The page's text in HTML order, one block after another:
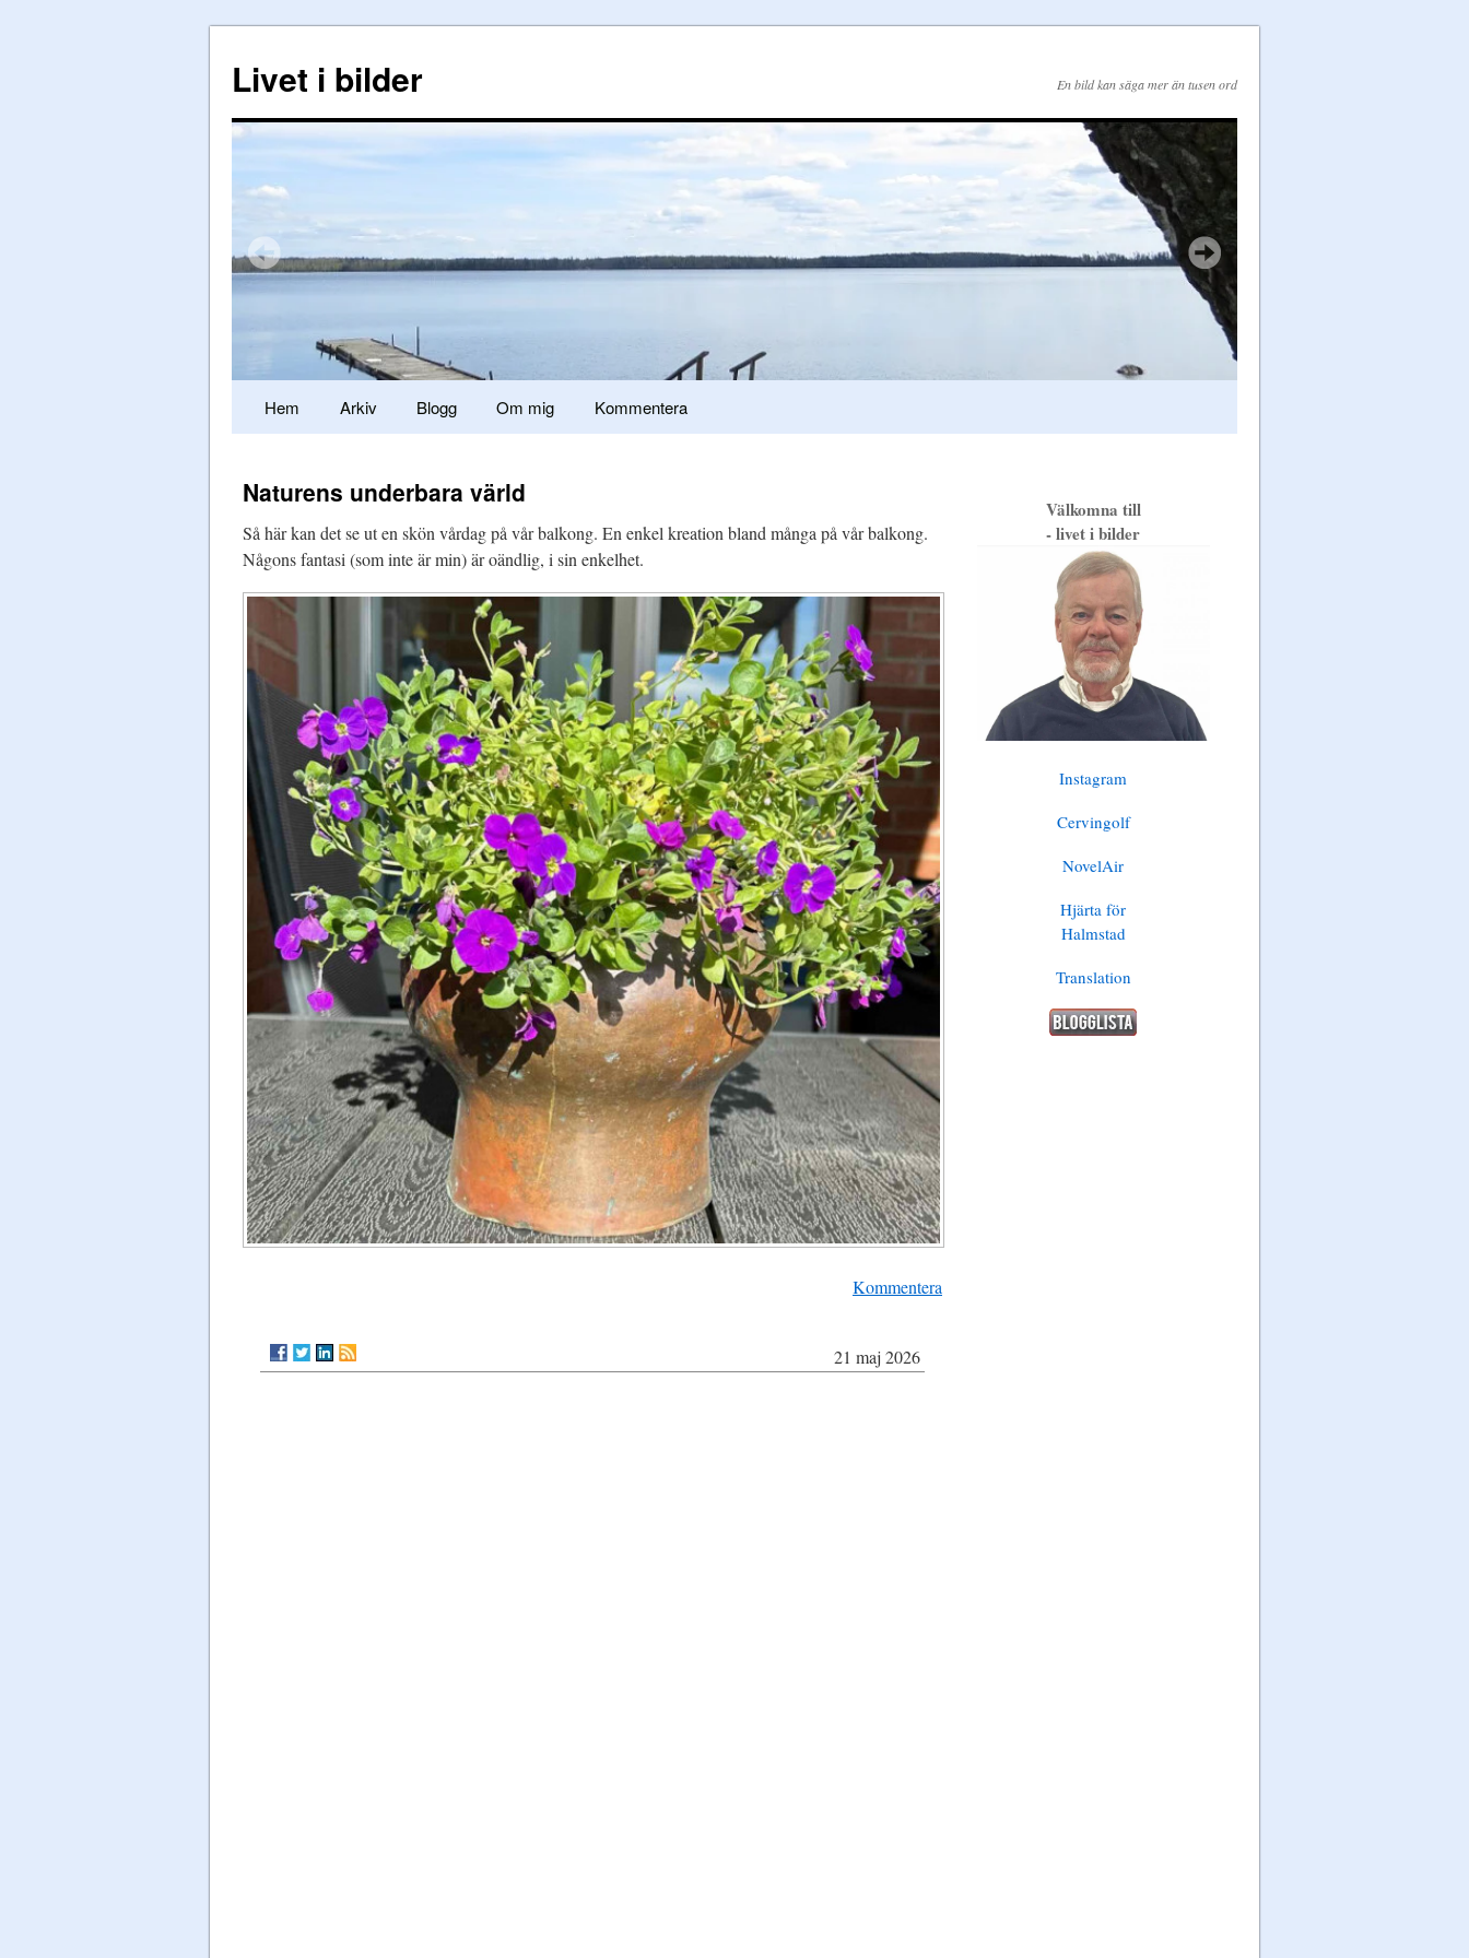
Livet i bilder En bild kan säga mer än tusen ord
Hem Arkiv Blogg Om mig Kommentera
Naturens underbara värld
Så här kan det se ut en skön vårdag på vår balkong. En enkel kreation bland många på vår balkong.
Någons fantasi (som inte är min) är oändlig, i sin enkelhet.
Kommentera
21 maj 2026
Välkomna till
- livet i bilder
Instagram
Cervingolf
NovelAir
Hjärta för
Halmstad
Translation